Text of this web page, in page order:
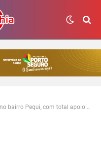
Pequi, com total apoio da Prefeita Cordélia